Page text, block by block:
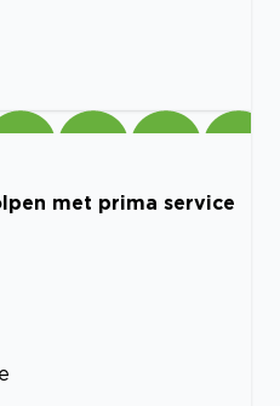
met prima service